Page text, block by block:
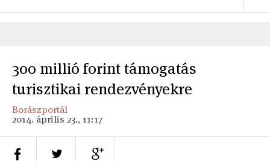
300 millió forint támogatás
turisztikai rendezvényekre
Borászportál
2014. április 23., 11:17